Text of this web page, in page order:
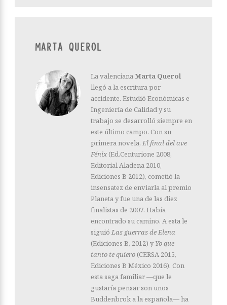
MARTA QUEROL
La valenciana Marta Querol
llegó a la escritura por
accidente. Estudió Económicas e
Ingeniería de Calidad y su
trabajo se desarrolló siempre en
este último campo. Con su
primera novela, El final del ave
Fénix (Ed.Centurione 2008,
Editorial Aladena 2010,
Ediciones B 2012), cometió la
insensatez de enviarla al premio
Planeta y fue una de las diez
finalistas de 2007. Había
encontrado su camino. A esta le
siguió Las guerras de Elena
(Ediciones B, 2012) yYo que
tanto te quiero (CERSA 2015,
Ediciones B México 2016). Con
esta saga familiar ―que le
gustaría pensar son unos
Buddenbrok a la española― ha